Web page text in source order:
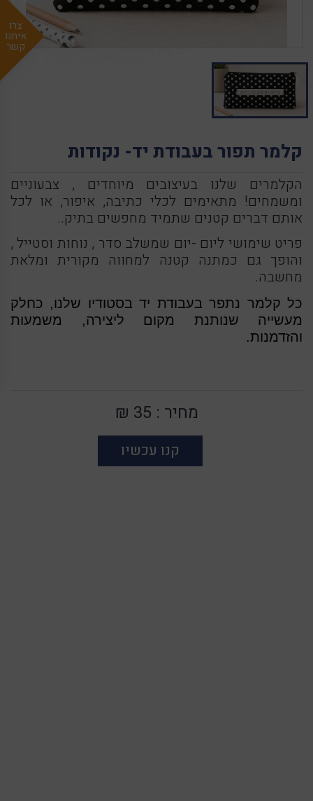
צרו
איתנו
קשר
קלמר תפור בעבודת יד- נקודות
הקלמרים שלנו בעיצובים מיוחדים , צבעוניים
ומשמחים! מתאימים לכלי כתיבה, איפור, או לכל
אותם דברים קטנים שתמיד מחפשים בתיק..
פריט שימושי ליום -יום שמשלב סדר , נוחות וסטייל ,
והופך גם כמתנה קטנה למחווה מקורית ומלאת
מחשבה.
והזדמנות.
מחיר : 35 ₪
קנו עכשיו